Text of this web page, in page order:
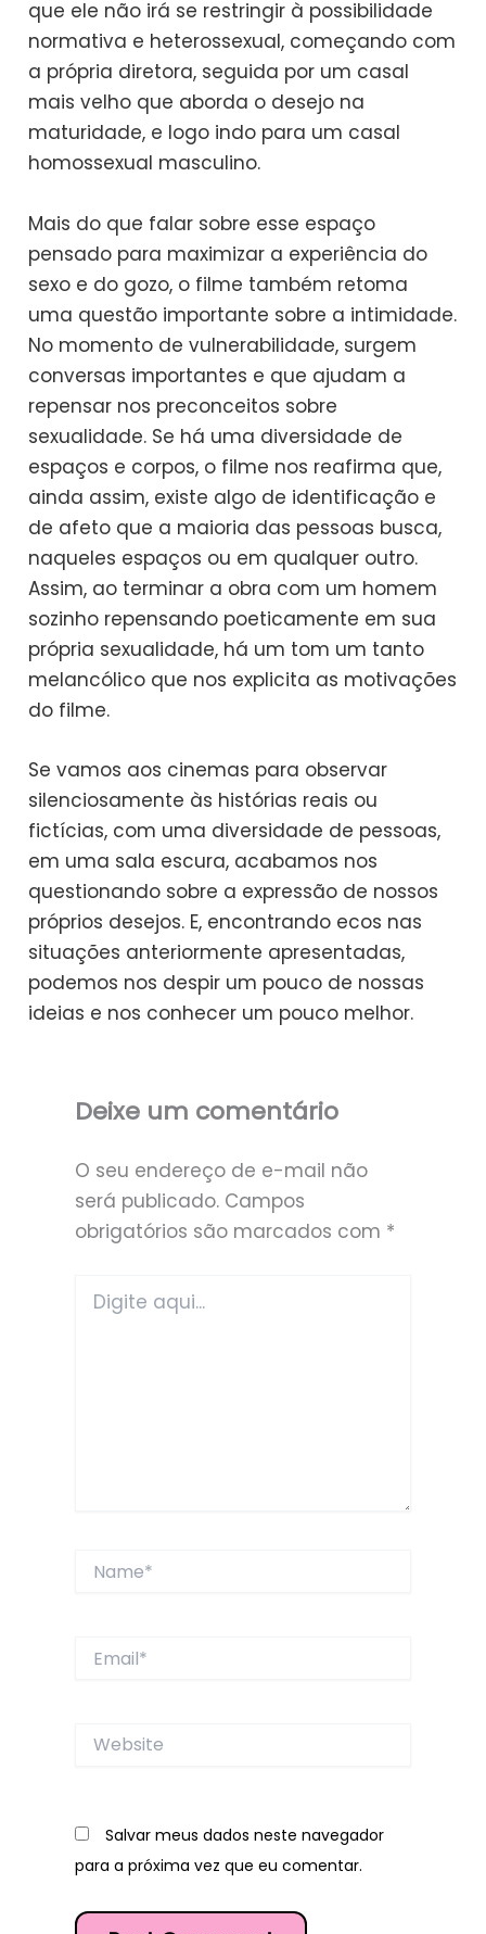
que ele não irá se restringir à possibilidade
normativa e heterossexual, começando com
a própria diretora, seguida por um casal
mais velho que aborda o desejo na
maturidade, e logo indo para um casal
homossexual masculino.
Mais do que falar sobre esse espaço
pensado para maximizar a experiência do
sexo e do gozo, o filme também retoma
uma questão importante sobre a intimidade.
No momento de vulnerabilidade, surgem
conversas importantes e que ajudam a
repensar nos preconceitos sobre
sexualidade. Se há uma diversidade de
espaços e corpos, o filme nos reafirma que,
ainda assim, existe algo de identificação e
de afeto que a maioria das pessoas busca,
naqueles espaços ou em qualquer outro.
Assim, ao terminar a obra com um homem
sozinho repensando poeticamente em sua
própria sexualidade, há um tom um tanto
melancólico que nos explicita as motivações
do filme.
Se vamos aos cinemas para observar
silenciosamente às histórias reais ou
fictícias, com uma diversidade de pessoas,
em uma sala escura, acabamos nos
questionando sobre a expressão de nossos
próprios desejos. E, encontrando ecos nas
situações anteriormente apresentadas,
podemos nos despir um pouco de nossas
ideias e nos conhecer um pouco melhor.
Deixe um comentário
O seu endereço de e-mail não
será publicado. Campos
obrigatórios são marcados com *
aqui...
Website
Salvar meus dados neste navegador
para a próxima vez que eu comentar.